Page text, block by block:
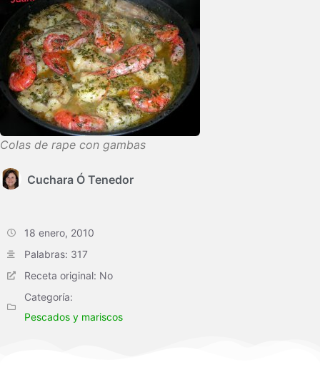
Colas de rape con gambas
Cuchara Ó Tenedor
18 enero, 2010
Palabras: 317
Receta original: No
Categoría:
Pescados y mariscos